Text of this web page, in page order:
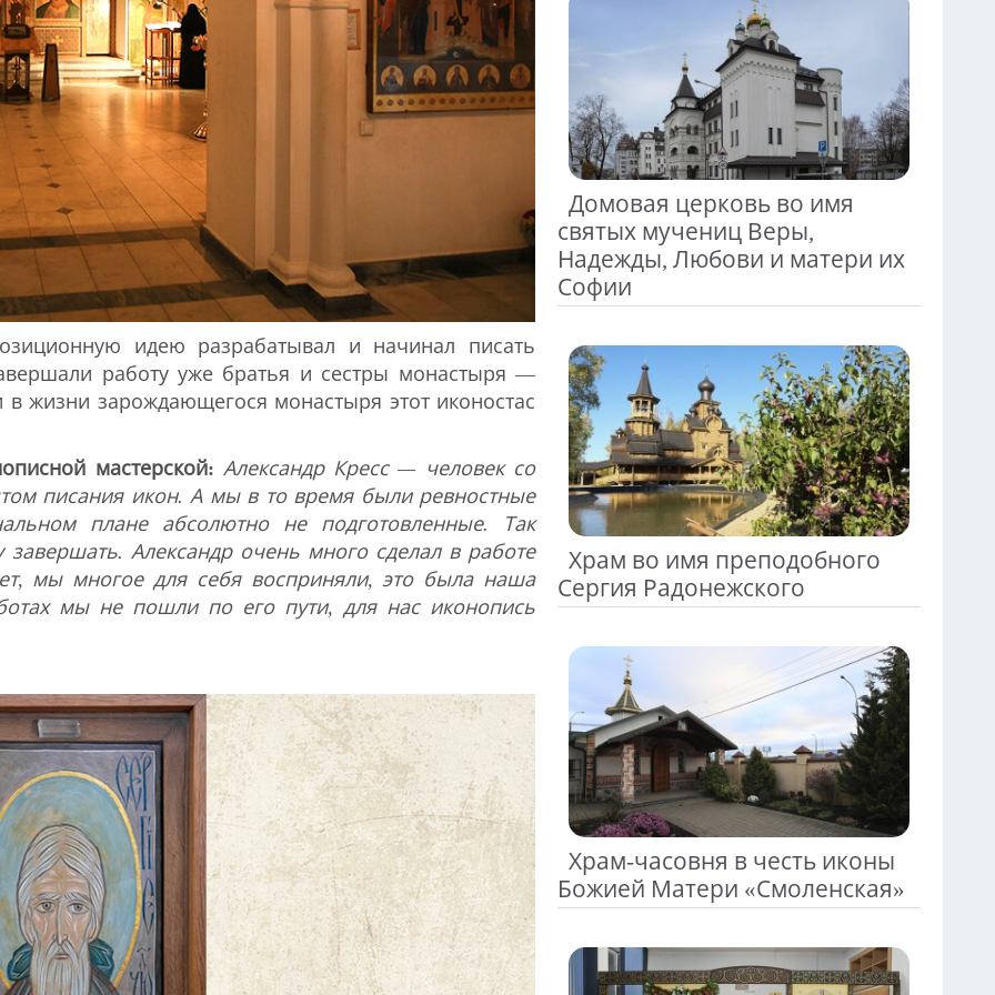
идею разрабатывал и начинал писать
работу уже братья и сестры монастыря —
зарождающегося монастыря этот иконостас
мастерской: Александр Кресс— человек со
писания икон. А мы в то время были ревностные
плане абсолютно не подготовленные. Так
Александр очень много сделал в работе
мы многое для себя восприняли, это была наша
мы не пошли по его пути, для нас иконопись
Next
Домовая церковь во имя
святых мучениц Веры,
Надежды, Любови и матери их
Софии
Храм во имя преподобного
Сергия Радонежского
Храм-часовня в честь иконы
Божией Матери «Смоленская»